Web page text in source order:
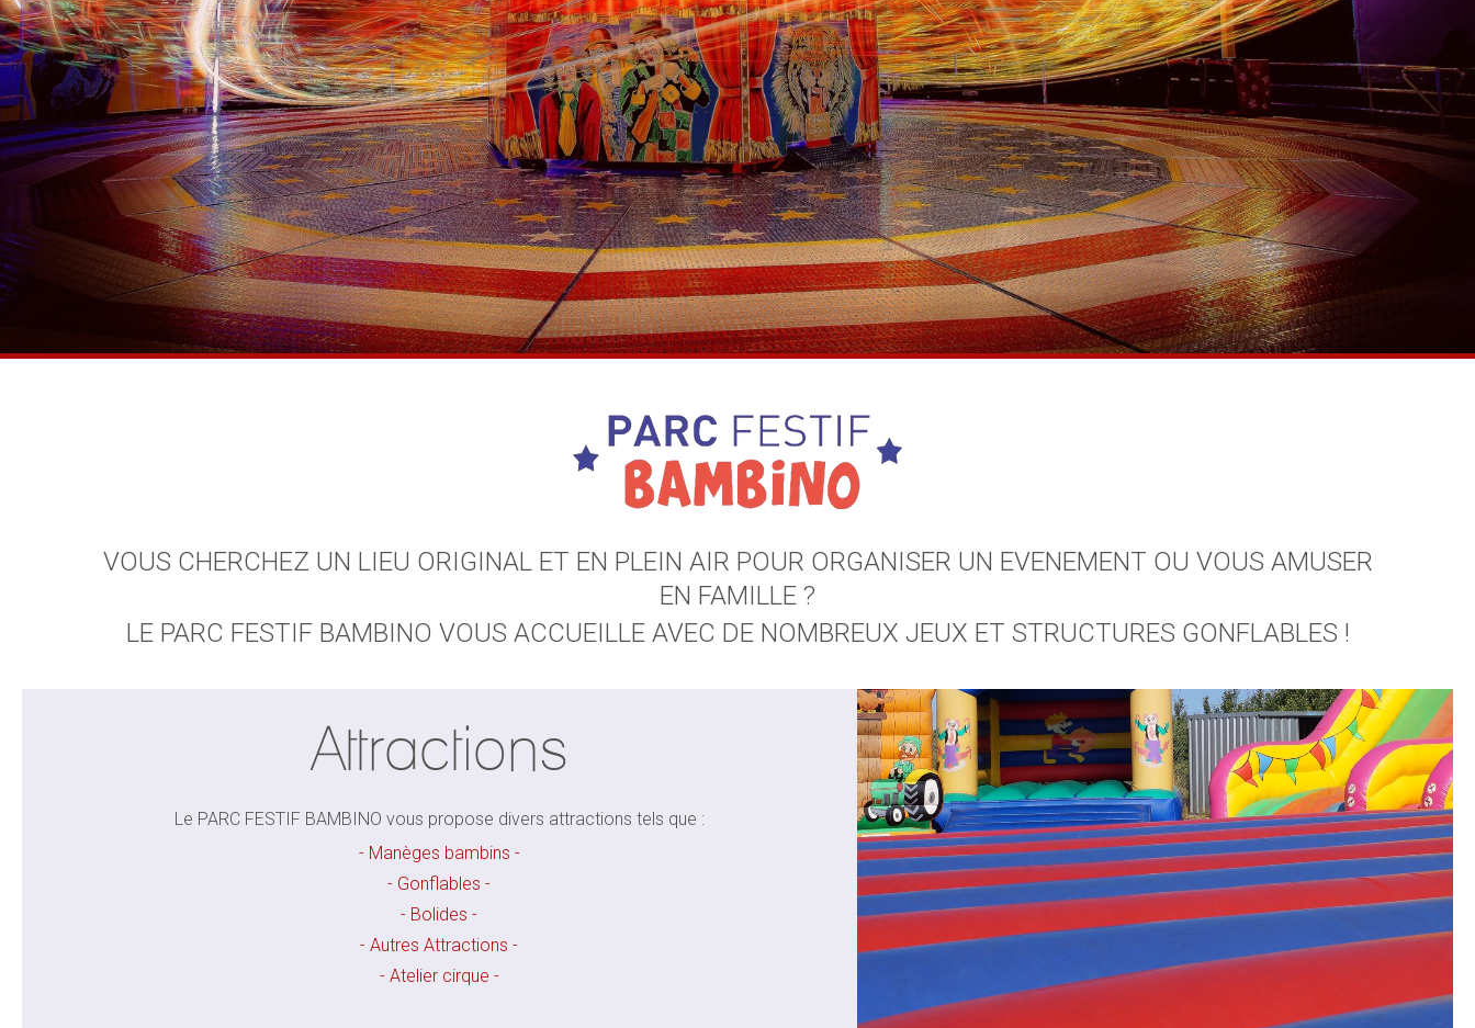
VOUS CHERCHEZ UN LIEU ORIGINAL ET EN PLEIN AIR POUR ORGANISER UN EVENEMENT OU VOUS AMUSER
EN FAMILLE ?
LE PARC FESTIF BAMBINO VOUS ACCUEILLE AVEC DE NOMBREUX JEUX ET STRUCTURES GONFLABLES !
Attractions
Le PARC FESTIF BAMBINO vous propose divers attractions tels que :
- Manèges bambins -
- Gonflables -
- Bolides -
- Autres Attractions -
- Atelier cirque -